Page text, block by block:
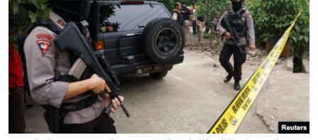
ရန်
ပင်မ
အ
ညွန်း
စာမျက်နှာ
ကျော်
မကြေးမုံရဲ့ အင်္ဂလိပ်စာ
ရုပ်ရှင်ထဲက အင်္ဂလိပ်စာ
သုတပဒေသာ အင်္ဂလိပ်စာ
ရေဒီယို
တီဗွီ
ရေဒီယိုနှင့်ရုပ်သံ အချက်အလက်များ
ရေဒီယို/တီဗွီအစီအစဉ်
Learning English
ဗွီအိုအေ လူမှုကွန်ယက်များ